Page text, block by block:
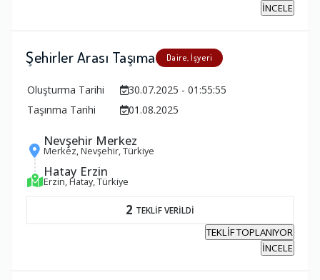
İNCELE
Şehirler Arası Taşıma Daire, İşyeri
Oluşturma Tarihi
30.07.2025 - 01:55:55
Taşınma Tarihi
01.08.2025
Nevşehir Merkez
Merkez, Nevşehir, Türkiye
Hatay Erzin
Erzin, Hatay, Türkiye
2 TEKLİF VERİLDİ
TEKLİF TOPLANIYOR
İNCELE